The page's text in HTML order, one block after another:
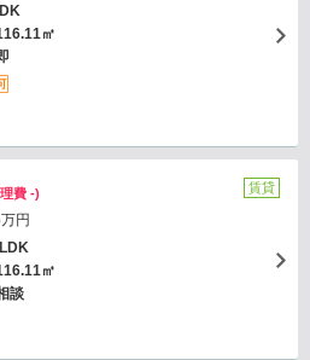
㎡
費 -)
円
㎡
談
賃貸